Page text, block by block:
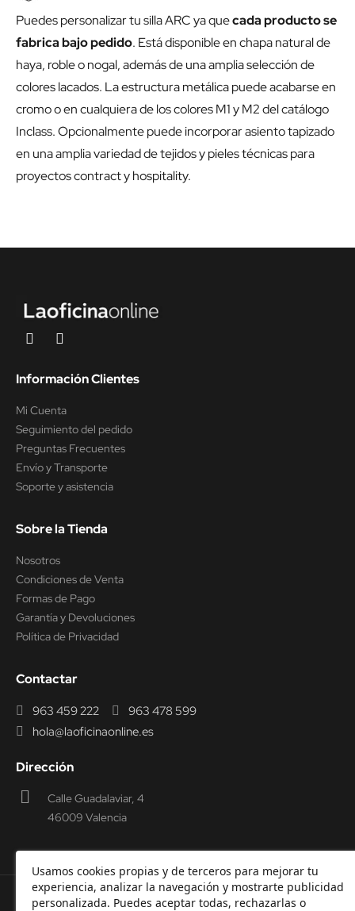
Puedes personalizar tu silla ARC ya quecada producto se
fabrica bajo pedido. Está disponible en chapa natural de
haya, roble o nogal, además de una amplia selección de
colores lacados. La estructura metálica puede acabarse en
cromo o en cualquiera de los colores M1 y M2 del catálogo
Inclass. Opcionalmente puede incorporar asiento tapizado
en una amplia variedad de tejidos y pieles técnicas para
proyectos contract y hospitality.
Usamos cookies propias y de terceros para mejorar tu
experiencia, analizar la navegación y mostrarte publicidad
personalizada. Puedes aceptar todas, rechazarlas o
Información Clientes
Mi Cuenta
Seguimiento del pedido
Preguntas Frecuentes
Envío y Transporte
Soporte y asistencia
Sobre la Tienda
Nosotros
Condiciones de Venta
Formas de Pago
Garantía y Devoluciones
Política de Privacidad
Contactar
963 459 222
963 478 599
hola@laoficinaonline.es
Dirección
Calle Guadalaviar, 4
46009 Valencia